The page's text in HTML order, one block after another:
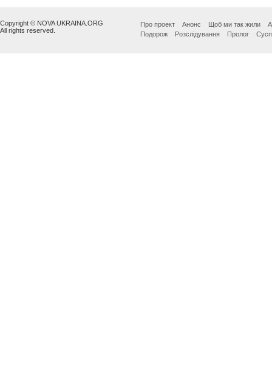
Copyright © NOVA UKRAINA.ORG
All rights reserved.
Про проект Анонс Щоб ми так жили
Подорож
Розслідування Пролог